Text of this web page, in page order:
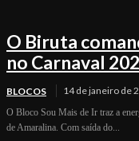
O Biruta
no Carnaval
BLOCOS 14 de janeiro de
O Bloco Sou Mais de Ir traz a
de Amaralina. Com saída do...